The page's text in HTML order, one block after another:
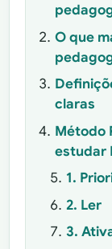
O que
claras
Método
estudar
1.
2. Ler
3.